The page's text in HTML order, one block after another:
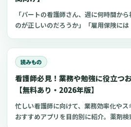
AmiVoice、Notta、Whisperについて
療機関の規模、運用の実情に合わせた使
体的な事例を交えながら整理していき
ると、いずれのツールも全てを完璧に
ではありません。しかし、それぞれの得
導入を進めることで、驚くほど記録業務
可能です。
「パートの看護師さん、週に何時間か
のが正しいのだろうか」「雇用保険に
ば…」「複数のクリニックを掛け持ちし
どう進めれば？」非常勤や時短勤務、複
ルワーク）といった働き方が広がる中で
用保険の適用に関する疑問は、多くの医
っているのではないでしょうか。制度が
くないかもしれません。この記事は、
の採用や労務管理に携わる院長、看護部
読みもの
看護師必見！業務や勉強に役立つ
【無料あり・2026年版】
忙しい看護師に向けて、業務効率化や
おすすめアプリを目的別に紹介。薬剤